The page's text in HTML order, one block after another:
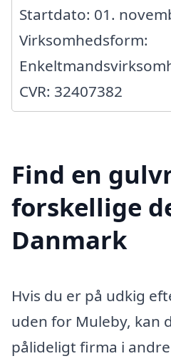
Startdato: 01.
Virksomhedsform:
CVR: 32407382
Find en
forskellige
Danmark
Hvis du er på udkig
uden for Muleby, kan
pålideligt firma i